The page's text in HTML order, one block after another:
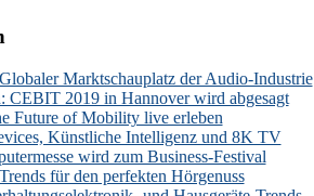
Marktschauplatz der Audio-Industrie
CEBIT 2019 in Hannover wird abgesagt
Future of Mobility live erleben
Künstliche Intelligenz und 8K TV
wird zum Business-Festival
für den perfekten Hörgenuss